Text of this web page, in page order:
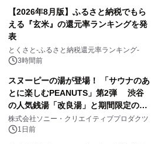
【2026年8月版】ふるさと納税でもら
える『玄米』の還元率ランキングを発
表
とくさと-ふるさと納税還元率ランキング-
3時間前
スヌーピーの湯が登場！ 「サウナのあ
とに楽しむPEANUTS」第2弾 渋谷
の人気銭湯「改良湯」と期間限定のコ
ラボレーション サウナイキタイコラ
ボグッズも発売決定！
株式会社ソニー・クリエイティブプロダクツ
1日前